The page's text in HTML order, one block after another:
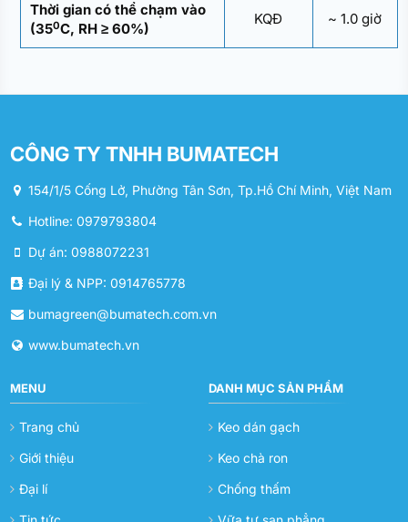
Thời gian có thể chạm vào
(350C, RH ≥ 60%)
KQĐ ~ 1.0 giờ
CÔNG TY TNHH BUMATECH
154/1/5 Cống Lở, Phường Tân Sơn, Tp.Hồ Chí Minh, Việt Nam
Hotline: 0979793804
Dự án: 0988072231
Đại lý & NPP: 0914765778
bumagreen@bumatech.com.vn
www.bumatech.vn
MENU
Trang chủ
Giới thiệu
Đại lí
DANH MỤC SẢN PHẨM
Keo dán gạch
Keo chà ron
Chống thấm